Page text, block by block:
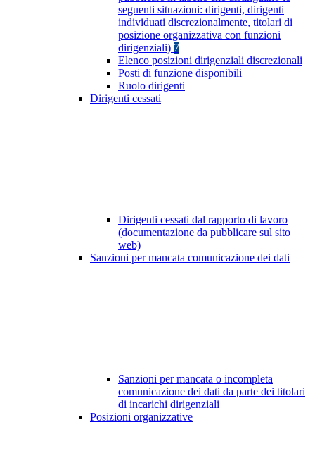
seguenti situazioni: dirigenti, dirigenti
individuati discrezionalmente, titolari di
posizione organizzativa con funzioni
dirigenziali) 7
Elenco posizioni dirigenziali discrezionali
Posti di funzione disponibili
Ruolo dirigenti
Dirigenti cessati
Dirigenti cessati dal rapporto di lavoro
(documentazione da pubblicare sul sito
web)
Sanzioni per mancata comunicazione dei dati
Sanzioni per mancata o incompleta
comunicazione dei dati da parte dei titolari
di incarichi dirigenziali
Posizioni organizzative